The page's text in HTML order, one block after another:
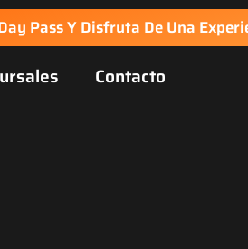
Pass Y Disfruta De Una
Contacto